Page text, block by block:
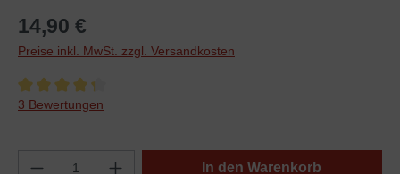
14,90 €
Preise inkl. MwSt. zzgl. Versandkosten
Durchschnittliche Bewertung von 4.3 von 5 Sternen
3 Bewertungen
In den Warenkorb